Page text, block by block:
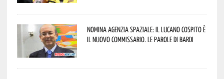
Nomina Agenzia Spaziale: il lucano Cospito è
il nuovo commissario. Le parole di Bardi